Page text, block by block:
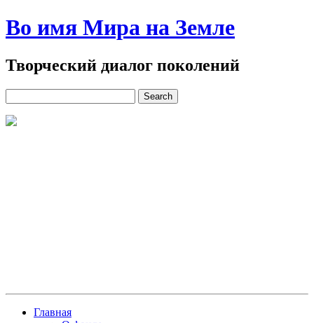
Во имя Мира на Земле
Творческий диалог поколений
Главная